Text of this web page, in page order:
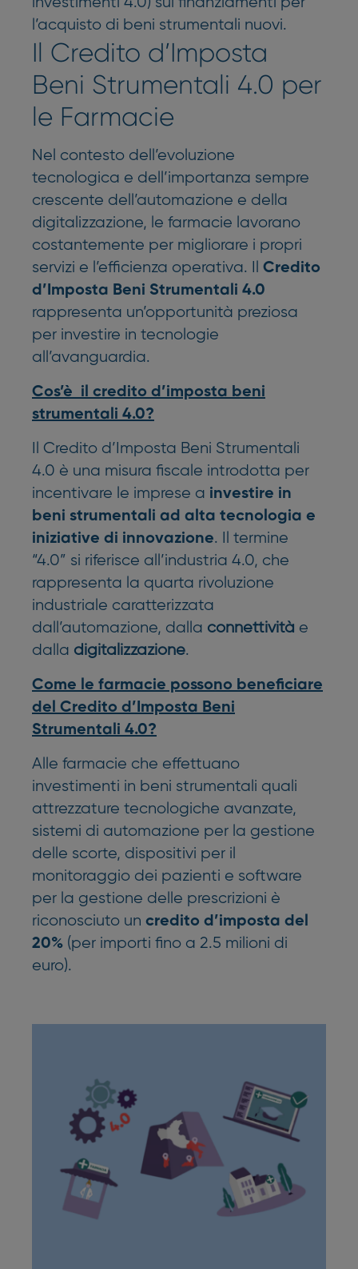
l’acquisto di beni strumentali nuovi.
Il Credito d’Imposta
Beni Strumentali 4.0 per
le Farmacie
Nel contesto dell’evoluzione
tecnologica e dell’importanza sempre
crescente dell’automazione e della
digitalizzazione, le farmacie lavorano
costantemente per migliorare i propri
servizi e l’efficienza operativa. Il Credito
d’Imposta Beni Strumentali 4.0
rappresenta un’opportunità preziosa
per investire in tecnologie
all’avanguardia.
Cos’è il credito d’imposta beni
strumentali 4.0?
Il Credito d’Imposta Beni Strumentali
4.0 è una misura fiscale introdotta per
incentivare le imprese a investire in
beni strumentali ad alta tecnologia e
iniziative di innovazione. Il termine
“4.0” si riferisce all’industria 4.0, che
rappresenta la quarta rivoluzione
industriale caratterizzata
dall’automazione, dalla connettività e
dalla digitalizzazione.
Come le farmacie possono beneficiare
del Credito d’Imposta Beni
Strumentali 4.0?
Alle farmacie che effettuano
investimenti in beni strumentali quali
attrezzature tecnologiche avanzate,
sistemi di automazione per la gestione
delle scorte, dispositivi per il
monitoraggio dei pazienti e software
per la gestione delle prescrizioni è
riconosciuto un credito d’imposta del
20% (per importi fino a 2.5 milioni di
euro).